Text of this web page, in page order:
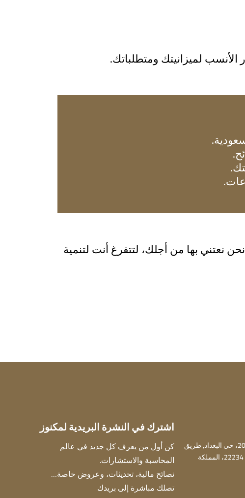
لميزانيتك ومتطلباتك.
نعتني بها من أجلك، لتتفرغ أنت لتنمية
3827 الدور الثاني، مكتب 201، حي البغداد, طريق
الملك عبدالله الفرعي، جدة 22234، المملكة
اشترك في النشرة البريدية لمكنوز
كن أول من يعرف كل جديد في عالم
المحاسبة والاستشارات.
نصائح مالية، تحديثات، وعروض خاصة…
تصلك مباشرة إلى بريدك